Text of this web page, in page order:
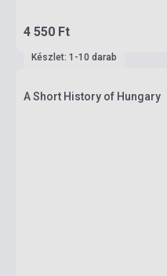
4 550 Ft
Készlet: 1-10 darab
A Short History of Hungary